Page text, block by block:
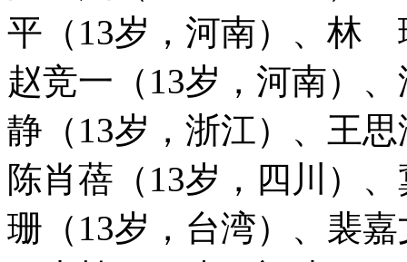
平（13岁，河南）、林
赵竞一（13岁，河南）
静（13岁，浙江）、王
陈肖蓓（13岁，四川）
珊（13岁，台湾）、裴